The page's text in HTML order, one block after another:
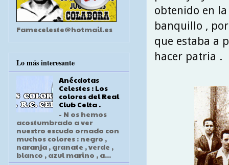
obtenido en
banquillo ,
que estaba a
hacer patria .
Fameceleste@hotmail.es
Lo más interesante
Anécdotas
Celestes : Los
colores del Real
Club Celta .
- N os hemos
acostumbrado a ver
nuestro escudo ornado con
muchos colores : negro ,
naranja , granate , verde ,
blanco , azul marino , a...